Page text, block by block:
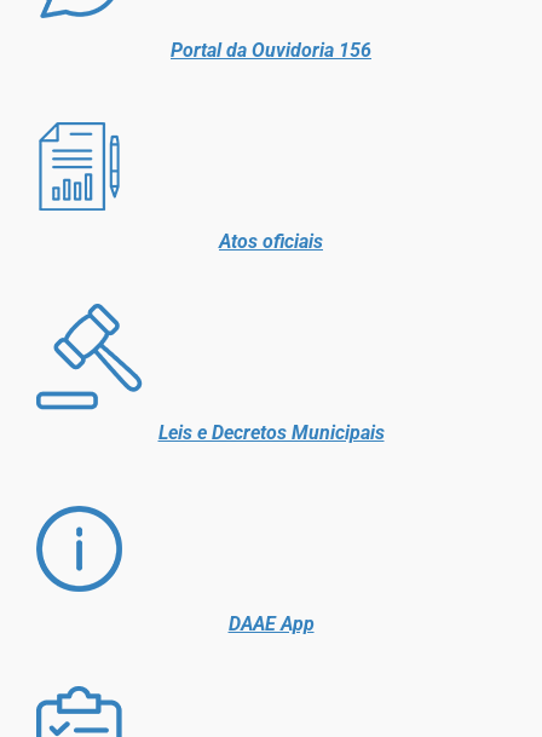
Portal da Ouvidoria 156
Atos oficiais
Leis e Decretos Municipais
DAAE App